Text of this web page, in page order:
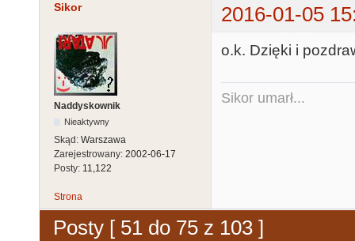
Sikor 2016-01-05
Naddyskownik
Nieaktywny
Skąd: Warszawa
Zarejestrowany: 2002-06-17
Posty: 11,122
o.k. Dzięki i
Sikor umarł...
Strona
Posty [ 51 do 75 z 103 ]